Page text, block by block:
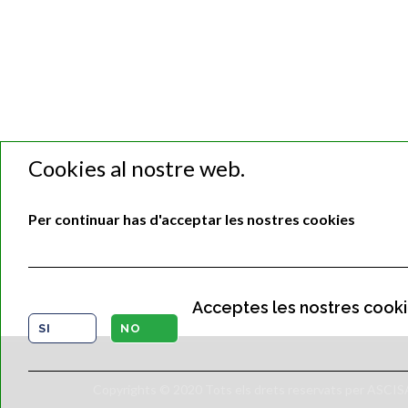
Cookies al nostre web.
Per continuar has d'acceptar les nostres cookies
SI NO
Acceptes les nostres